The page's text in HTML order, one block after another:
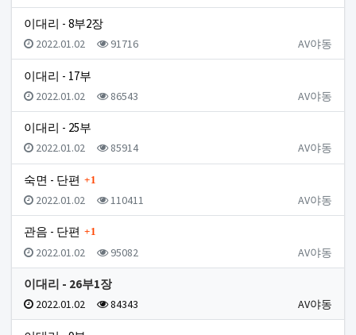
이대리 - 8부2장
등록자
AV야동
등록일
2022.01.02 조회
91716
이대리 - 17부
등록자
AV야동
등록일
2022.01.02 조회
86543
이대리 - 25부
등록자
AV야동
등록일
2022.01.02 조회
85914
숙면 - 단편 댓글
1
등록자
AV야동
등록일
2022.01.02 조회
110411
관음 - 단편 댓글
1
등록자
AV야동
등록일
2022.01.02 조회
95082
이대리 - 26부1장
등록자
AV야동
등록일
2022.01.02 조회
84343